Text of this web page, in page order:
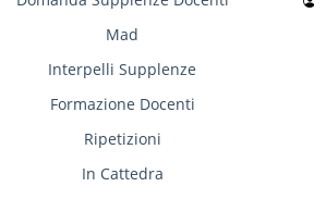
Mad
Interpelli Supplenze
Formazione Docenti
Ripetizioni
In Cattedra